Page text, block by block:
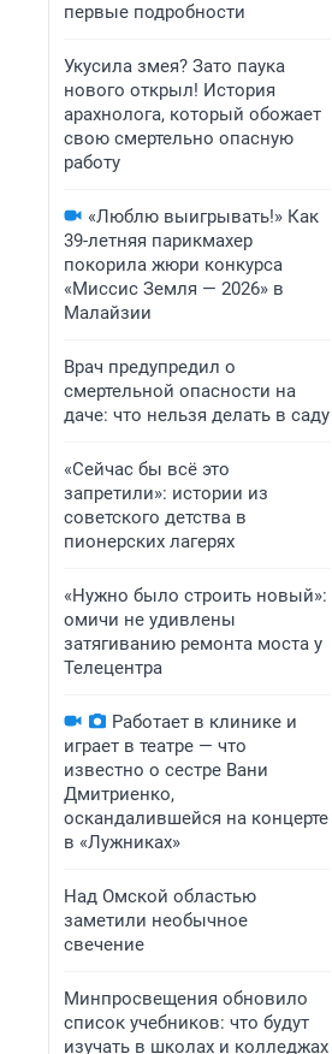
первые подробности
Укусила змея? Зато паука
нового открыл! История
арахнолога, который обожает
свою смертельно опасную
работу
«Люблю выигрывать!» Как
39-летняя парикмахер
покорила жюри конкурса
«Миссис Земля — 2026» в
Малайзии
Врач предупредил о
смертельной опасности на
даче: что нельзя делать в саду
«Сейчас бы всё это
запретили»: истории из
советского детства в
пионерских лагерях
«Нужно было строить новый»:
омичи не удивлены
затягиванию ремонта моста у
Телецентра
Работает в клинике и
играет в театре — что
известно о сестре Вани
Дмитриенко,
оскандалившейся на концерте
в «Лужниках»
Над Омской областью
заметили необычное
свечение
Минпросвещения обновило
список учебников: что будут
изучать в школах и колледжах